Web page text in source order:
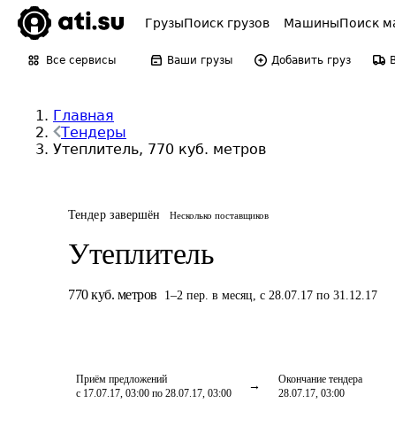
ГрузыПоиск грузов МашиныПоиск
Все сервисы Ваши грузы Добавить груз
Главная
Тендеры
Утеплитель, 770 куб. метров
Тендер завершён Несколько поставщиков
Утеплитель
770 куб. метров 1–2 пер. в месяц, с 28.07.17 по 31.12.17
Приём предложений
с 17.07.17, 03:00 по 28.07.17, 03:00
Окончание тендера
28.07.17, 03:00